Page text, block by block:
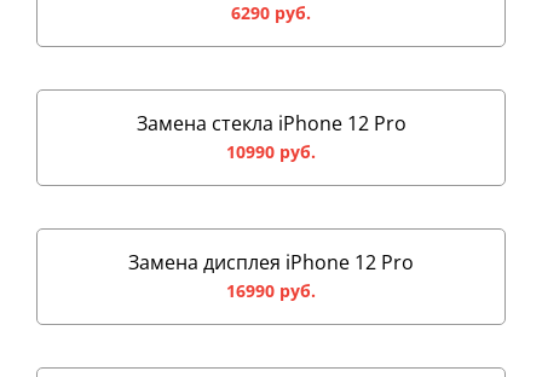
6290 руб.
Замена стекла iPhone 12 Pro
10990 руб.
Замена дисплея iPhone 12 Pro
16990 руб.